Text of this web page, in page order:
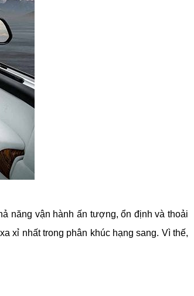
năng vận hành ấn tượng, ổn định và thoải
xỉ nhất trong phân khúc hạng sang. Vì thế,